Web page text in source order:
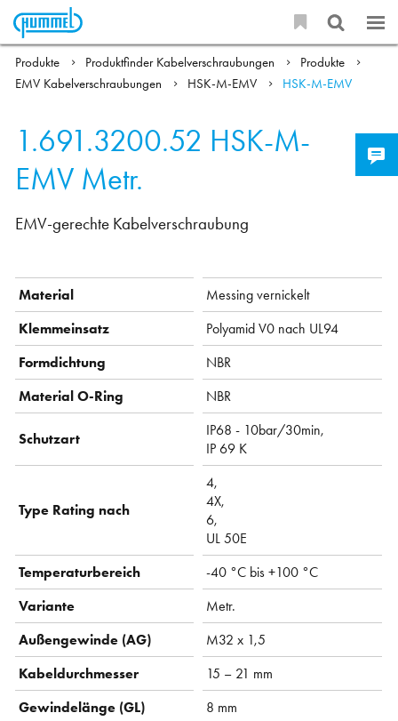
Produkte Produktfinder Kabelverschraubungen
Produkte
EMV Kabelverschraubungen
HSK-M-EMV HSK-M-EMV
1.691.3200.52 HSK-M-
EMV Metr.
EMV-gerechte Kabelverschraubung
Material
Messing vernickelt
Klemmeinsatz
Polyamid V0 nach UL94
Formdichtung
NBR
Material O-Ring
NBR
Schutzart
IP68 - 10bar/30min,
IP 69 K
Type Rating nach
4,
4X,
6,
UL 50E
Temperaturbereich
-40 °C bis +100 °C
Variante
Metr.
Außengewinde (AG)
M32 x 1,5
Kabeldurchmesser
15 – 21 mm
Gewindelänge (GL)
8 mm